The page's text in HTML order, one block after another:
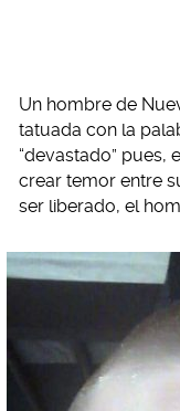
Un hombre de
tatuada con la
“devastado” pues,
crear temor entre
ser liberado, el